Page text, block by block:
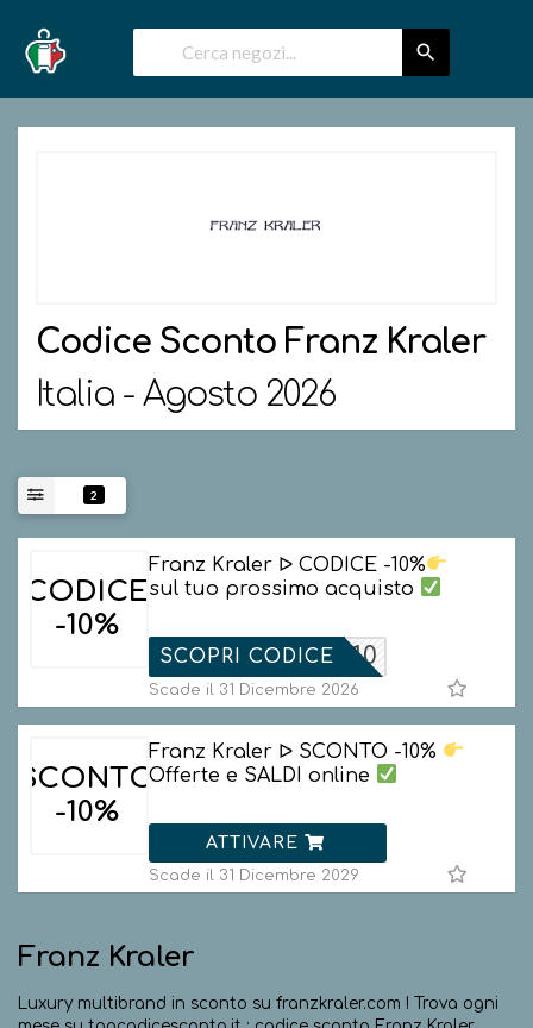
Codice Sconto Franz Kraler
Italia - Agosto 2026
2
CODICE
-10%
Franz Kraler ᐅ CODICE -10%
sul tuo prossimo acquisto
FK_10
SCOPRI CODICE
Scade il 31 Dicembre 2026
SCONTO
-10%
Franz Kraler ᐅ SCONTO -10%
Offerte e SALDI online
ATTIVARE
Scade il 31 Dicembre 2029
Franz Kraler
Luxury multibrand in sconto su franzkraler.com ! Trova ogni